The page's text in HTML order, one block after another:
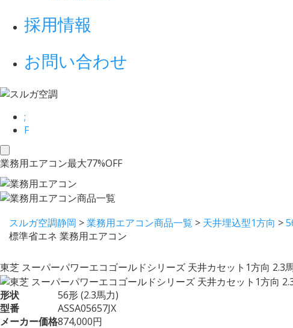
採用情報
お問い合わせ
;
F
toggle
navigation
業務用エアコン最大77%OFF
スルガ空調静岡 >業務用エアコン商品一覧 > 天井埋込型1方向 >
標準省エネ 業務用エアコン
東芝 スーパーパワーエコゴールドシリーズ 天井カセット1方向
形状
56形 (2.3馬力)
型番
ASSA05657JX
メーカー価格874,000円